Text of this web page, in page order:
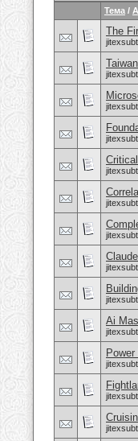
Тема /
The
Ai